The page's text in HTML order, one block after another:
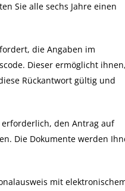
Sie alle sechs Jahre einen
die Angaben im
Dieser ermöglicht ihnen,
Rückantwort gültig und
den Antrag auf
Die Dokumente werden
mit